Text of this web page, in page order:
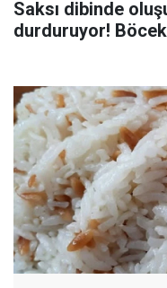
Saksı dibinde
durduruyor!